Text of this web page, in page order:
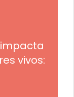
vivos: